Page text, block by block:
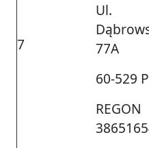
7
Ul.
77A
60-529
REGON